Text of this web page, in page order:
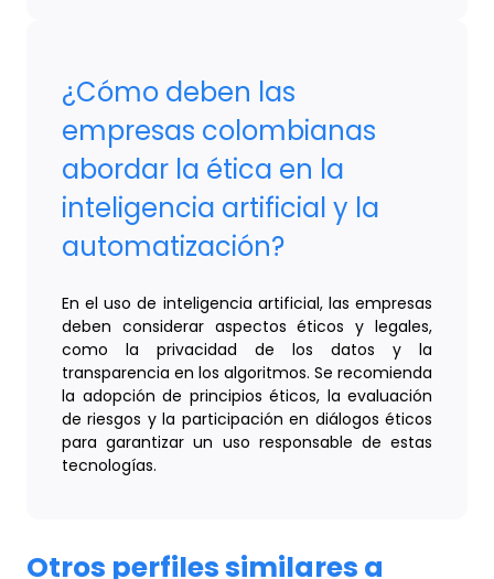
¿Cómo deben las
empresas colombianas
abordar la ética en la
inteligencia artificial y la
automatización?
En el uso de inteligencia artificial, las empresas
deben considerar aspectos éticos y legales,
como la privacidad de los datos y la
transparencia en los algoritmos. Se recomienda
la adopción de principios éticos, la evaluación
de riesgos y la participación en diálogos éticos
para garantizar un uso responsable de estas
tecnologías.
Otros perfiles similares a